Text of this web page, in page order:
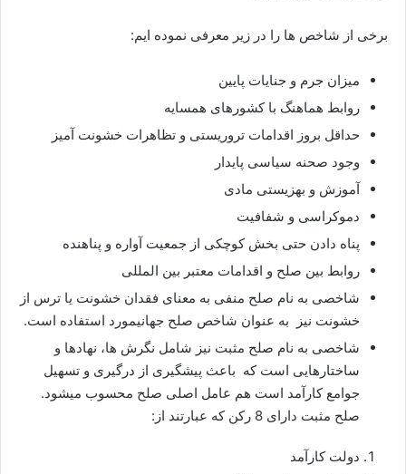
برخی از شاخص ها را در زیر معرفی نموده ایم:
میزان جرم و جنایات پایین
روابط هماهنگ با کشورهای همسایه
حداقل بروز اقدامات تروریستی و تظاهرات خشونت آمیز
وجود صحنه سیاسی پایدار
آموزش و بهزیستی مادی
دموکراسی و شفافیت
پناه دادن حتی بخش کوچکی از جمعیت آواره و پناهنده
روابط بین صلح و اقدامات معتبر بین المللی
شاخصی به نام صلح منفی به معنای فقدان خشونت یا ترس از
خشونت نیز به عنوان شاخص صلح جهانیمورد استفاده است.
شاخصی به نام صلح مثبت نیز شامل نگرش ها، نهادها و
ساختارهایی است که باعث پیشگیری از درگیری و تسهیل
جوامع کارآمد است هم عامل اصلی صلح محسوب میشود.
صلح مثبت دارای 8 رکن که عبارتند از:
دولت کارآمد